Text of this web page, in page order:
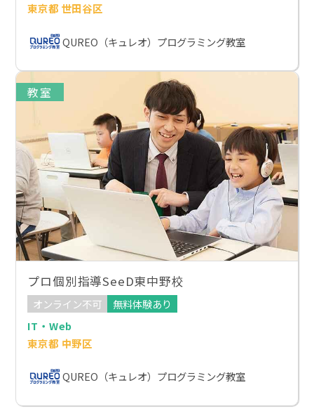
東京都 世田谷区
QUREO（キュレオ）プログラミング教室
教室
プロ個別指導SeeD東中野校
オンライン不可
無料体験あり
IT・Web
東京都 中野区
QUREO（キュレオ）プログラミング教室